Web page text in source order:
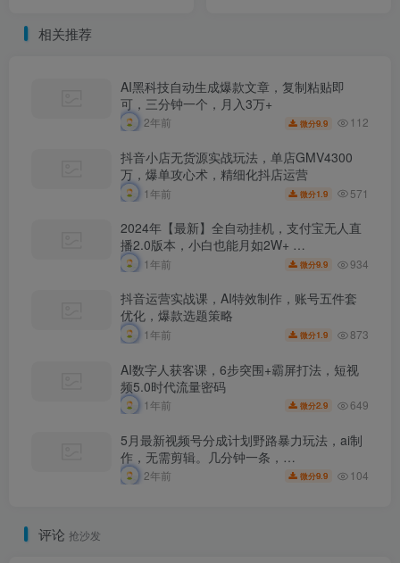
阵优化
相关推荐
AI黑科技自动生成爆款文章，复制粘贴即
可，三分钟一个，月入3万+
2年前 微分9.9 112
抖音小店无货源实战玩法，单店GMV4300
万，爆单攻心术，精细化抖店运营
1年前 微分1.9 571
2024年【最新】全自动挂机，支付宝无人直
播2.0版本，小白也能月如2W+ …
1年前 微分9.9 934
抖音运营实战课，AI特效制作，账号五件套
优化，爆款选题策略
1年前 微分1.9 873
AI数字人获客课，6步突围+霸屏打法，短视
频5.0时代流量密码
1年前 微分2.9 649
5月最新视频号分成计划野路暴力玩法，ai制
作，无需剪辑。几分钟一条，…
2年前 微分9.9 104
评论 抢沙发